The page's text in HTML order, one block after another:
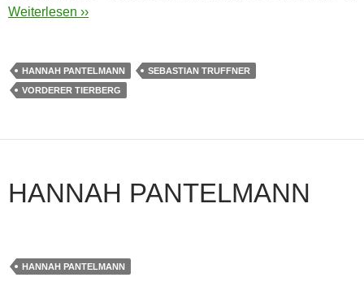
Weiterlesen ››
HANNAH PANTELMANN
SEBASTIAN TRUFFNER
VORDERER TIERBERG
HANNAH PANTELMANN
HANNAH PANTELMANN